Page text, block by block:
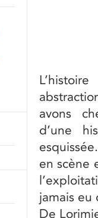
avons
d’une
en scène
jamais eu
De